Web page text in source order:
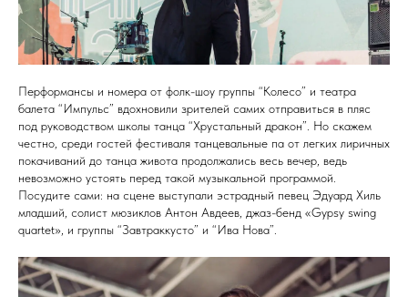
Перформансы и номера от фолк-шоу группы “Колесо” и театра
балета “Импульс” вдохновили зрителей самих отправиться в пляс
под руководством школы танца “Хрустальный дракон”. Но скажем
честно, среди гостей фестиваля танцевальные па от легких лиричных
покачиваний до танца живота продолжались весь вечер, ведь
невозможно устоять перед такой музыкальной программой.
Посудите сами: на сцене выступали эстрадный певец Эдуард Хиль
младший, солист мюзиклов Антон Авдеев, джаз-бенд «Gypsy swing
quartet», и группы “Завтраккусто” и “Ива Нова”.